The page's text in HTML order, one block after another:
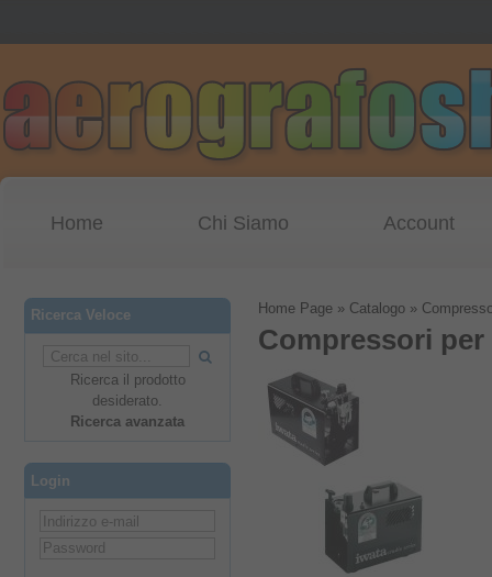
Home Chi Siamo Account
Ricerca Veloce
Ricerca il prodotto
desiderato.
Ricerca avanzata
Login
Home Page» Catalogo»
Compressori